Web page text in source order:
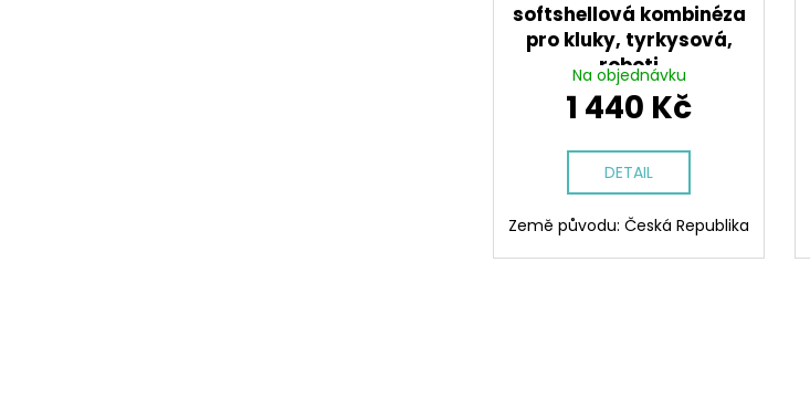
softshellová kombinéza
pro kluky, tyrkysová,
roboti
Na objednávku
1 440 Kč
DETAIL
Země původu: Česká Republika